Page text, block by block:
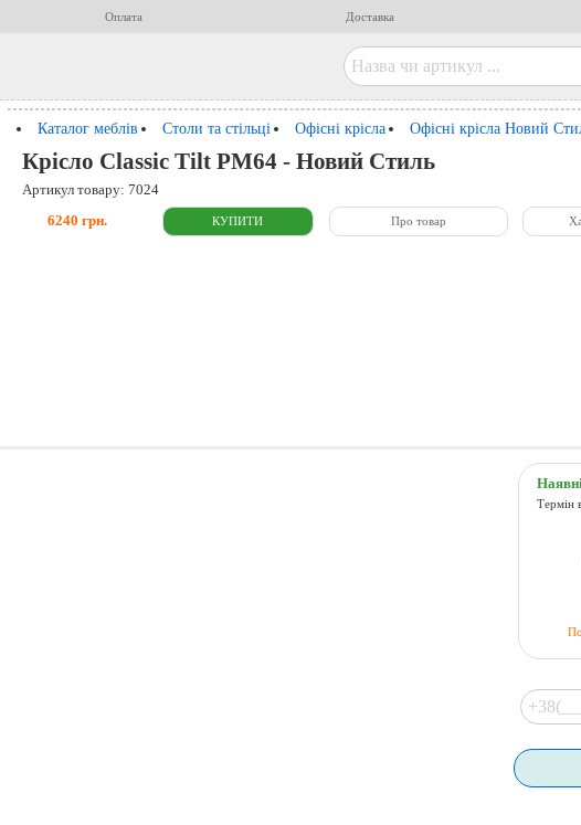
Оплата Доставка
Каталог меблів Столи та стільці Офісні крісла Офісні крісла Новий
Крісло Classic Tilt PM64 - Новий Стиль
Артикул товару: 7024
6240 грн. Про товар
Термін